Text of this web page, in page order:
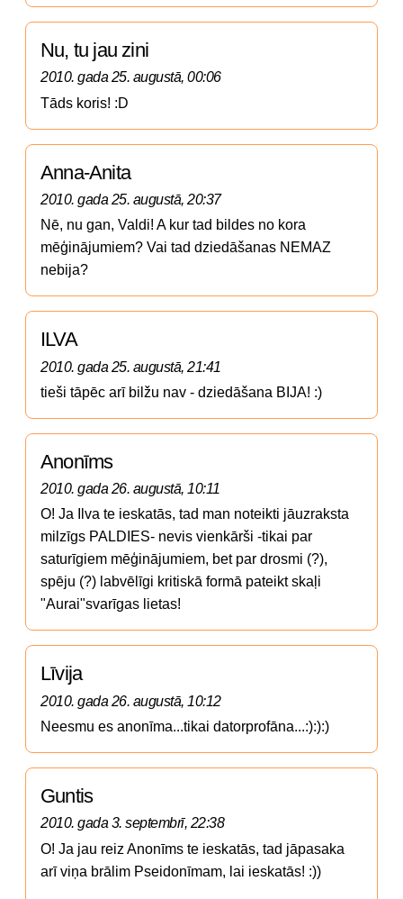
Nu, tu jau zini
2010. gada 25. augustā, 00:06
Tāds koris! :D
Anna-Anita
2010. gada 25. augustā, 20:37
Nē, nu gan, Valdi! A kur tad bildes no kora
mēģinājumiem? Vai tad dziedāšanas NEMAZ
nebija?
ILVA
2010. gada 25. augustā, 21:41
tieši tāpēc arī bilžu nav - dziedāšana BIJA! :)
Anonīms
2010. gada 26. augustā, 10:11
O! Ja Ilva te ieskatās, tad man noteikti jāuzraksta
milzīgs PALDIES- nevis vienkārši -tikai par
saturīgiem mēģinājumiem, bet par drosmi (?),
spēju (?) labvēlīgi kritiskā formā pateikt skaļi
"Aurai"svarīgas lietas!
Līvija
2010. gada 26. augustā, 10:12
Neesmu es anonīma...tikai datorprofāna...:):):)
Guntis
2010. gada 3. septembrī, 22:38
O! Ja jau reiz Anonīms te ieskatās, tad jāpasaka
arī viņa brālim Pseidonīmam, lai ieskatās! :))